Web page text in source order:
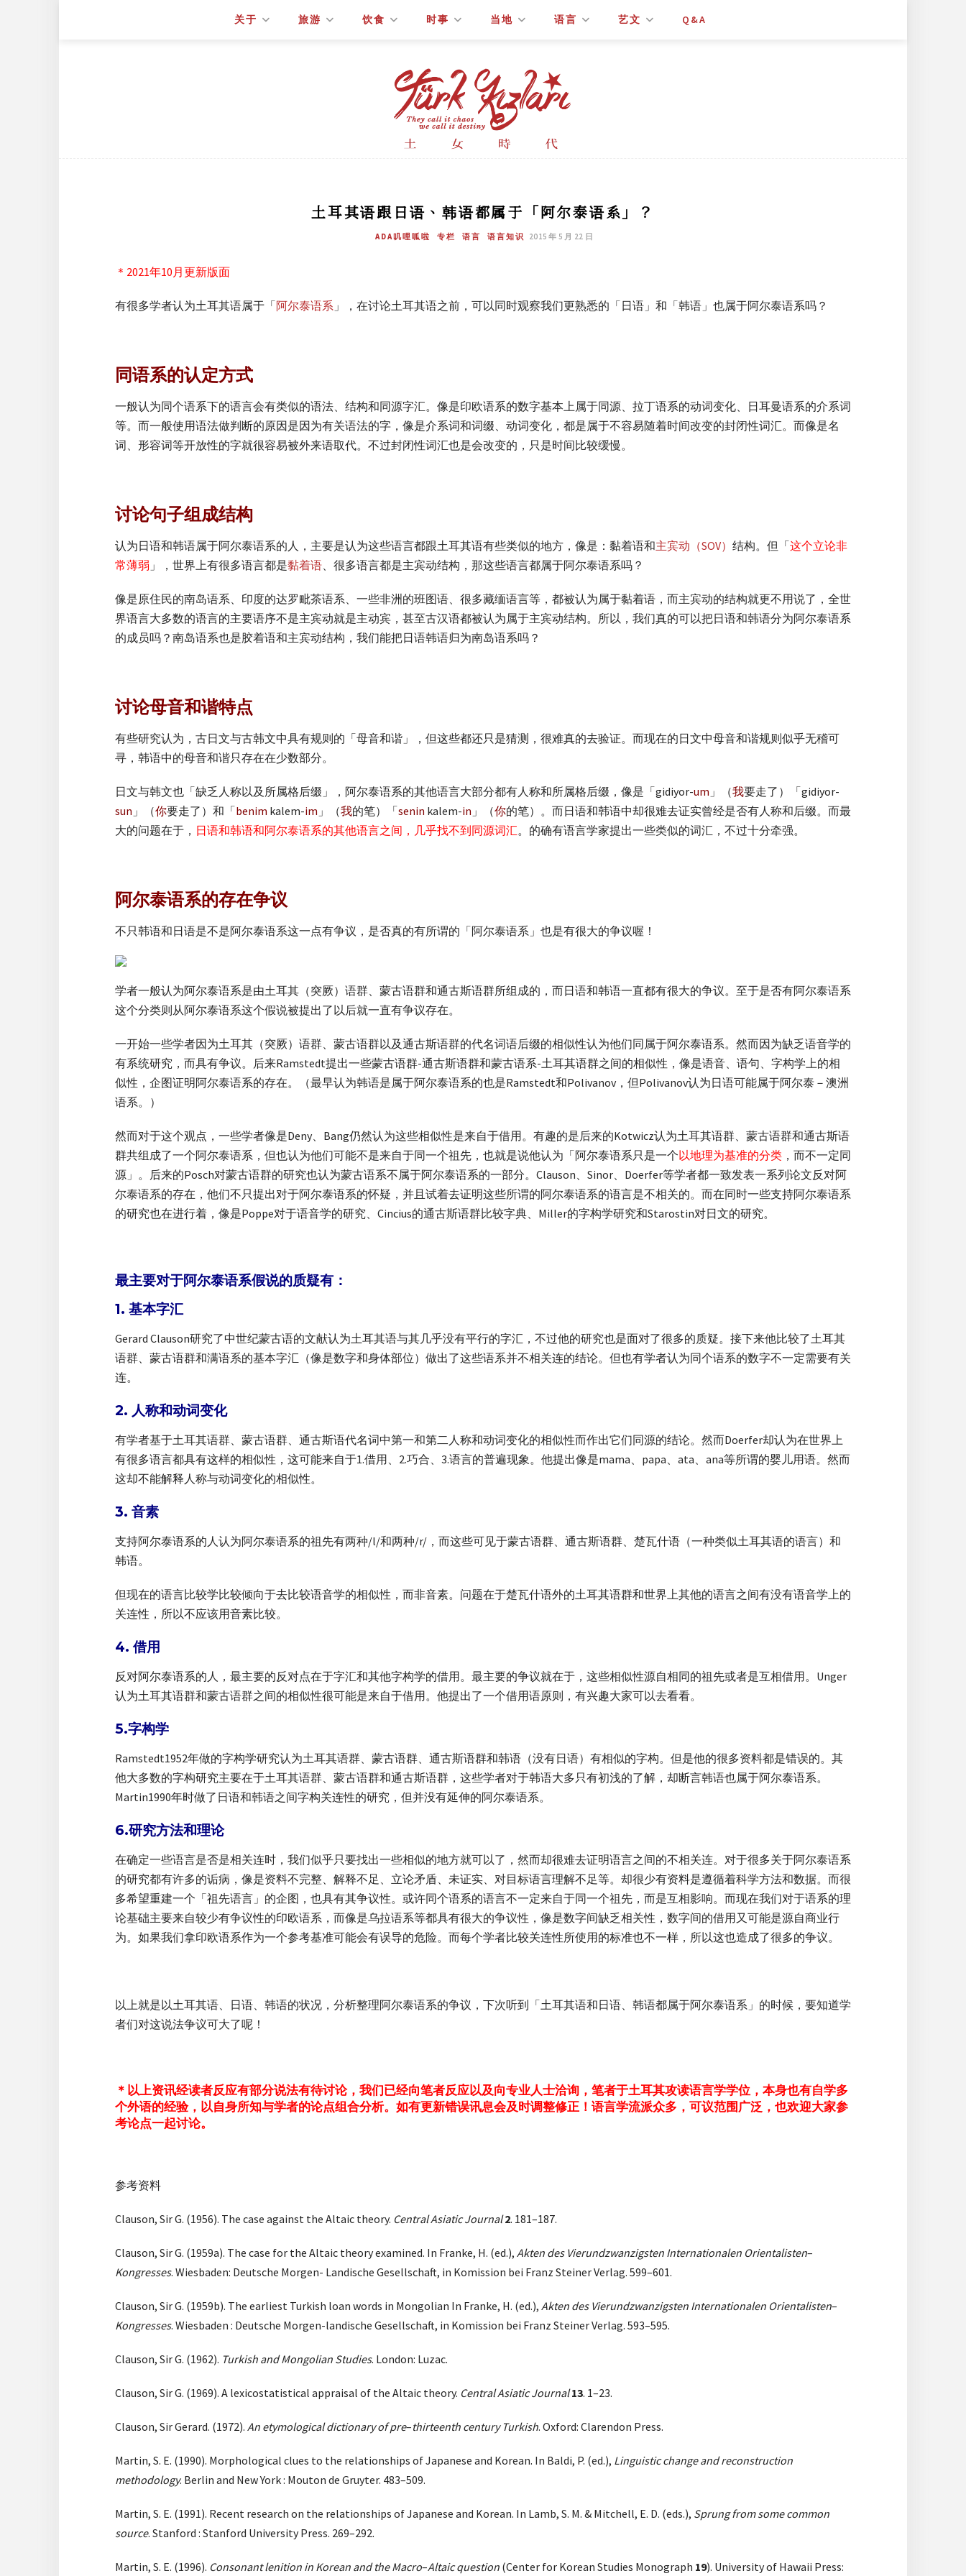
关于 旅游 饮食 时事 当地 语言 艺文 Q&A
土耳其语跟日语、韩语都属于「阿尔泰语系」？
ADA叽哩呱啦 专栏 语言 语言知识 2015 年 5 月 22 日
＊2021年10月更新版面
有很多学者认为土耳其语属于「阿尔泰语系 」，在讨论土耳其语之前，可以同时观察我们更熟悉的「日语」和「韩语」也属于阿尔泰语系吗？
同语系的认定方式
一般认为同个语系下的语言会有类似的语法、结构和同源字汇。像是印欧语系的数字基本上属于同源、拉丁语系的动词变化、日耳曼语系的介系词
等。而一般使用语法做判断的原因是因为有关语法的字，像是介系词和词缀、动词变化，都是属于不容易随着时间改变的封闭性词汇。而像是名
词、形容词等开放性的字就很容易被外来语取代。不过封闭性词汇也是会改变的，只是时间比较缓慢。
讨论句子组成结构
认为日语和韩语属于阿尔泰语系的人，主要是认为这些语言都跟土耳其语有些类似的地方，像是：黏着语和主宾动（SOV） 结构。但「这个立论非
常薄弱 」，世界上有很多语言都是黏着语、很多语言都是主宾动结构，那这些语言都属于阿尔泰语系吗？
像是原住民的南岛语系、印度的达罗毗茶语系、一些非洲的班图语、很多藏缅语言等，都被认为属于黏着语，而主宾动的结构就更不用说了，全世
界语言大多数的语言的主要语序不是主宾动就是主动宾，甚至古汉语都被认为属于主宾动结构。所以，我们真的可以把日语和韩语分为阿尔泰语系
的成员吗？南岛语系也是胶着语和主宾动结构，我们能把日语韩语归为南岛语系吗？
讨论母音和谐特点
有些研究认为，古日文与古韩文中具有规则的「母音和谐」，但这些都还只是猜测，很难真的去验证。而现在的日文中母音和谐规则似乎无稽可
寻，韩语中的母音和谐只存在在少数部分。
日文与韩文也「缺乏人称以及所属格后缀」，阿尔泰语系的其他语言大部分都有人称和所属格后缀，像是「gidiyor-um 」（我要走了）「gidiyor-
sun 」（你要走了）和「benim kalem-im 」（我的笔）「senin kalem-in 」（你的笔）。而日语和韩语中却很难去证实曾经是否有人称和后缀。而最
大的问题在于， 日语和韩语和阿尔泰语系的其他语言之间，几乎找不到同源词汇。的确有语言学家提出一些类似的词汇，不过十分牵强。
阿尔泰语系的存在争议
不只韩语和日语是不是阿尔泰语系这一点有争议，是否真的有所谓的「阿尔泰语系」也是有很大的争议喔！
学者一般认为阿尔泰语系是由土耳其（突厥）语群、蒙古语群和通古斯语群所组成的，而日语和韩语一直都有很大的争议。至于是否有阿尔泰语系
这个分类则从阿尔泰语系这个假说被提出了以后就一直有争议存在。
一开始一些学者因为土耳其（突厥）语群、蒙古语群以及通古斯语群的代名词语后缀的相似性认为他们同属于阿尔泰语系。然而因为缺乏语音学的
有系统研究，而具有争议。后来Ramstedt提出一些蒙古语群-通古斯语群和蒙古语系-土耳其语群之间的相似性，像是语音、语句、字构学上的相
似性，企图证明阿尔泰语系的存在。（最早认为韩语是属于阿尔泰语系的也是Ramstedt和Polivanov，但Polivanov认为日语可能属于阿尔泰－澳洲
语系。）
然而对于这个观点，一些学者像是Deny、Bang仍然认为这些相似性是来自于借用。有趣的是后来的Kotwicz认为土耳其语群、蒙古语群和通古斯语
群共组成了一个阿尔泰语系，但也认为他们可能不是来自于同一个祖先，也就是说他认为「阿尔泰语系只是一个以地理为基准的分类 ，而不一定同
源」。后来的Posch对蒙古语群的研究也认为蒙古语系不属于阿尔泰语系的一部分。Clauson、Sinor、Doerfer等学者都一致发表一系列论文反对阿
尔泰语系的存在，他们不只提出对于阿尔泰语系的怀疑，并且试着去证明这些所谓的阿尔泰语系的语言是不相关的。而在同时一些支持阿尔泰语系
的研究也在进行着，像是Poppe对于语音学的研究、Cincius的通古斯语群比较字典、Miller的字构学研究和Starostin对日文的研究。
最主要对于阿尔泰语系假说的质疑有：
1. 基本字汇
Gerard Clauson研究了中世纪蒙古语的文献认为土耳其语与其几乎没有平行的字汇，不过他的研究也是面对了很多的质疑。接下来他比较了土耳其
语群、蒙古语群和满语系的基本字汇（像是数字和身体部位）做出了这些语系并不相关连的结论。但也有学者认为同个语系的数字不一定需要有关
连。
2. 人称和动词变化
有学者基于土耳其语群、蒙古语群、通古斯语代名词中第一和第二人称和动词变化的相似性而作出它们同源的结论。然而Doerfer却认为在世界上
有很多语言都具有这样的相似性，这可能来自于1.借用、2.巧合、3.语言的普遍现象。他提出像是mama、papa、ata、ana等所谓的婴儿用语。然而
这却不能解释人称与动词变化的相似性。
3. 音素
支持阿尔泰语系的人认为阿尔泰语系的祖先有两种/l/和两种/r/，而这些可见于蒙古语群、通古斯语群、楚瓦什语（一种类似土耳其语的语言）和
韩语。
但现在的语言比较学比较倾向于去比较语音学的相似性，而非音素。问题在于楚瓦什语外的土耳其语群和世界上其他的语言之间有没有语音学上的
关连性，所以不应该用音素比较。
4. 借用
反对阿尔泰语系的人，最主要的反对点在于字汇和其他字构学的借用。最主要的争议就在于，这些相似性源自相同的祖先或者是互相借用。Unger
认为土耳其语群和蒙古语群之间的相似性很可能是来自于借用。他提出了一个借用语原则，有兴趣大家可以去看看。
5.字构学
Ramstedt1952年做的字构学研究认为土耳其语群、蒙古语群、通古斯语群和韩语（没有日语）有相似的字构。但是他的很多资料都是错误的。其
他大多数的字构研究主要在于土耳其语群、蒙古语群和通古斯语群，这些学者对于韩语大多只有初浅的了解，却断言韩语也属于阿尔泰语系。
Martin1990年时做了日语和韩语之间字构关连性的研究，但并没有延伸的阿尔泰语系。
6.研究方法和理论
在确定一些语言是否是相关连时，我们似乎只要找出一些相似的地方就可以了，然而却很难去证明语言之间的不相关连。对于很多关于阿尔泰语系
的研究都有许多的诟病，像是资料不完整、解释不足、立论矛盾、未证实、对目标语言理解不足等。却很少有资料是遵循着科学方法和数据。而很
多希望重建一个「祖先语言」的企图，也具有其争议性。或许同个语系的语言不一定来自于同一个祖先，而是互相影响。而现在我们对于语系的理
论基础主要来自较少有争议性的印欧语系，而像是乌拉语系等都具有很大的争议性，像是数字间缺乏相关性，数字间的借用又可能是源自商业行
为。如果我们拿印欧语系作为一个参考基准可能会有误导的危险。而每个学者比较关连性所使用的标准也不一样，所以这也造成了很多的争议。
以上就是以土耳其语、日语、韩语的状况，分析整理阿尔泰语系的争议，下次听到「土耳其语和日语、韩语都属于阿尔泰语系」的时候，要知道学
者们对这说法争议可大了呢！
＊以上资讯经读者反应有部分说法有待讨论，我们已经向笔者反应以及向专业人士洽询，笔者于土耳其攻读语言学学位，本身也有自学多
个外语的经验，以自身所知与学者的论点组合分析。如有更新错误讯息会及时调整修正！ 语言学流派众多，可议范围广泛，也欢迎大家参
考论点一起讨论。
参考资料
Clauson, Sir G. (1956). The case against the Altaic theory. Central Asiatic Journal2. 181–187.
Clauson, Sir G. (1959a). The case for the Altaic theory examined. In Franke, H. (ed.), Akten des Vierundzwanzigsten Internationalen Orientalisten–
Kongresses. Wiesbaden: Deutsche Morgen- Landische Gesellschaft, in Komission bei Franz Steiner Verlag. 599–601.
Clauson, Sir G. (1959b). The earliest Turkish loan words in Mongolian In Franke, H. (ed.), Akten des Vierundzwanzigsten Internationalen Orientalisten–
Kongresses. Wiesbaden : Deutsche Morgen-landische Gesellschaft, in Komission bei Franz Steiner Verlag. 593–595.
Clauson, Sir G. (1962). Turkish and Mongolian Studies. London: Luzac.
Clauson, Sir G. (1969). A lexicostatistical appraisal of the Altaic theory. Central Asiatic Journal13. 1–23.
Clauson, Sir Gerard. (1972). An etymological dictionary of pre–thirteenth century Turkish. Oxford: Clarendon Press.
Martin, S. E. (1990). Morphological clues to the relationships of Japanese and Korean. In Baldi, P. (ed.), Linguistic change and reconstruction
methodology. Berlin and New York : Mouton de Gruyter. 483–509.
Martin, S. E. (1991). Recent research on the relationships of Japanese and Korean. In Lamb, S. M. & Mitchell, E. D. (eds.), Sprung from some common
source. Stanford : Stanford University Press. 269–292.
Martin, S. E. (1996). Consonant lenition in Korean and the Macro–Altaic question (Center for Korean Studies Monograph 19). University of Hawaii Press: